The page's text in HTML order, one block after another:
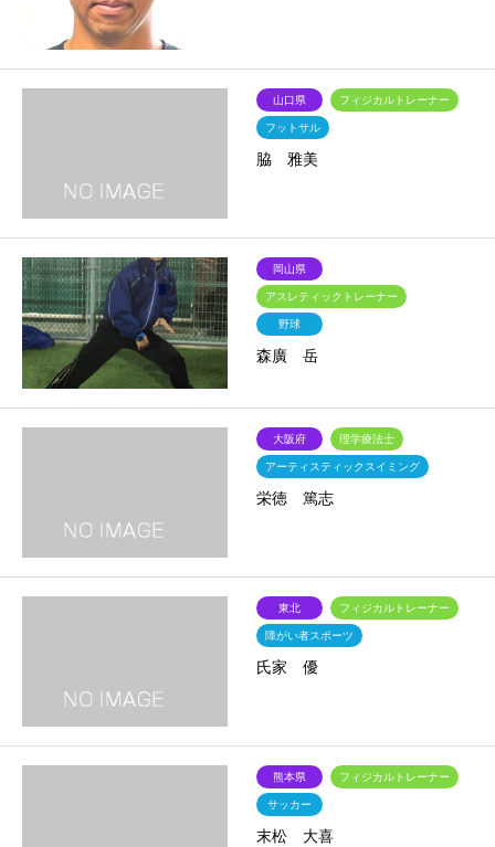
山口県 フィジカルトレーナー
フットサル
脇 雅美
岡山県
アスレティックトレーナー
野球
森廣 岳
大阪府 理学療法士
アーティスティックスイミング
栄徳 篤志
東北 フィジカルトレーナー
障がい者スポーツ
氏家 優
熊本県 フィジカルトレーナー
サッカー
末松 大喜